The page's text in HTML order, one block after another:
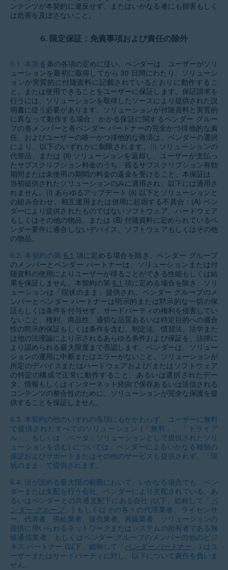
ンテンツが本契約に違反せず、またはいかなる者にも損害もしく
は危害を及ぼさないこと。
6. 限定保証：免責事項および責任の除外
6.1. 本第 6 条の各項の定めに従い、ベンダーは、ユーザーがソリ
ューションを最初に取得してから 30 日間にわたり、ソリューシ
ョンが実質的に付随資料に記載されているとおりに動作するこ
と、または使用できることをユーザーに保証します。保証請求を
行うには、ソリューションを取得したソースにより提供された説
明書に従う必要があります。ソリューションが付随資料と実質的
に異なって動作する場合、かかる保証に関するベンダー グルー
プの各メンバーと各ベンダー パートナーの完全かつ排他的な責
任、およびユーザーの唯一かつ排他的な救済は、ベンダーの選択
により、以下のいずれかに制限されます。 (i) ソリューションの
代替品、または (ii) ソリューションを返却し、ユーザーが支払っ
たサブスクリプション料金のうち、残るサブスクリプション有効
期間または未使用の期間の料金の返金を受けること。本保証は、
当初提供されたソリューションのみに適用され、以下には適用さ
れません。(i) あらゆるアップデート (ii) 以下とソリューションと
の組み合わせ、相互運用または併用に起因する不具合：(A) ベン
ダーにより提供されたものではないソフトウェア、ハードウェア
もしくはその他の物品、または (B) 付随資料に定められているベ
ンダー要件に適合しないデバイス、ソフトウェアもしくはその他
の物品。
6.2.本契約の第 6.1 項に定める場合を除き、ベンダー グループ
のメンバーとベンダー パートナーは、ソリューションまたは付
随資料の使用によりユーザーが得ることができる性能もしくは結
果を保証しません。本契約の第 6.1 項に定める場合を除き、ソリ
ューションは「現状のまま」提供され、ベンダー グループのメ
ンバーとベンダー パートナーは明示的または黙示的な一切の保
証もしくは条件を付与せず、サードパーティの権利を侵害してい
ないこと、権利、商品性、適切な品質あるいは特定目的への適合
性の黙示的保証もしくは条件を含む、制定法、慣習法、法学また
は他の法理論により示されるあらゆる条件および保証を、法律に
より認められる最大限度まで否認します。ベンダーは、ソリュー
ションの運用に中断またはエラーがないこと、ソリューションが
所定のデバイスまたはハードウェアおよび/またはソフトウェア
の特定の構成で正常に動作すること、あるいは選択されたデー
タ、情報もしくはインターネット経由で保存あるいは送信される
コンテンツの整合性のために、ソリューションが完全な保護を提
供することを保証しません。
6.3.本契約の他のいずれの条項にもかかわらず、ユーザーに無料
で提供されたすべてのソリューション (「無料」、「トライア
ル」、もしくは「ベータ」ソリューションとして提供されたソリ
ューションを含む) については、ベンダーによるいかなる種類の
保証およびサポートまたはその他のサービスも提供されず、「現
状のまま」で提供されます。
6.4.法が認める最大限の範囲において、いかなる場合でも、ベン
ダーまたは支配を行う会社、ベンダーにより支配されている、あ
るいはベンダーとの共通支配下にある会社 (以下、総称して「 ベ
ンダー グループ」) もしくはその各々の代理業者、ライセンサ
ー、代表者、供給業者、販売業者、再販業者、ソリューションの
提供に用いられるネットワークまたはシステムの所有者である無
線通信業者、もしくはベンダー グループのメンバーの他のビジ
ネス パートナー (以下、総称して「 ベンダー パートナー 」) はユ
ーザーまたはサードパーティに対し、以下について責任を負いま
せん。